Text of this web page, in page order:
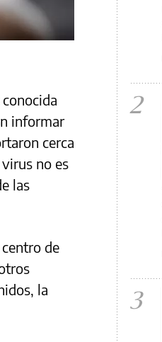
informar
cerca
no es
las
de
la
2
3